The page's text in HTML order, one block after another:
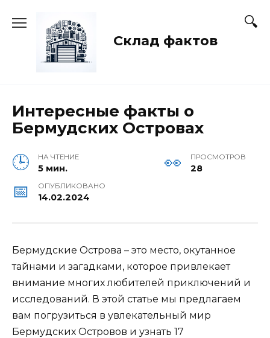
содержанию
Склад фактов
Интересные факты о
Бермудских Островах
НА ЧТЕНИЕ
5 мин.
ПРОСМОТРОВ
28
ОПУБЛИКОВАНО
14.02.2024
Бермудские Острова – это место, окутанное
тайнами и загадками, которое привлекает
внимание многих любителей приключений и
исследований. В этой статье мы предлагаем
вам погрузиться в увлекательный мир
Бермудских Островов и узнать 17